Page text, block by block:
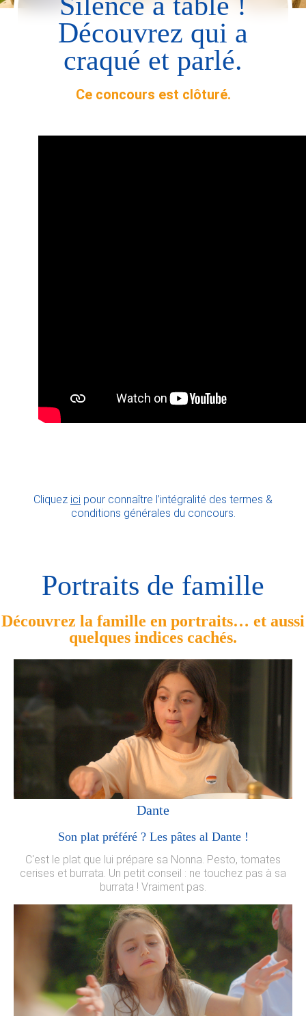
Découvrez qui a
craqué et parlé.
Ce concours est clôturé.
Cliquez ici pour connaître l’intégralité des termes &
conditions générales du concours.
Portraits de famille
Découvrez la famille en portraits… et aussi
quelques indices cachés.
Dante
Son plat préféré ? Les pâtes al Dante !
C'est le plat que lui prépare sa Nonna. Pesto, tomates
cerises et burrata. Un petit conseil : ne touchez pas à sa
burrata ! Vraiment pas.